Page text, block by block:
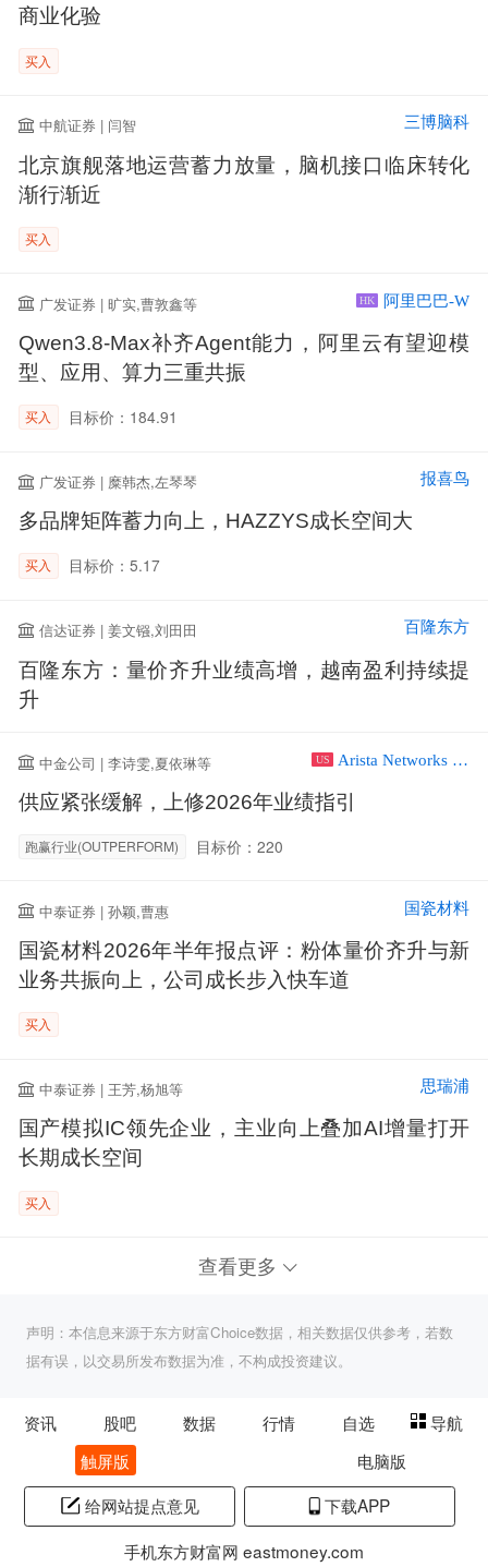
商业化验
买入
中航证券 | 闫智 三博脑科
北京旗舰落地运营蓄力放量，脑机接口临床转化
渐行渐近
买入
广发证券 | 旷实,曹敦鑫等 HK 阿里巴巴-W
Qwen3.8-Max补齐Agent能力，阿里云有望迎模
型、应用、算力三重共振
买入 目标价：184.91
广发证券 | 糜韩杰,左琴琴 报喜鸟
多品牌矩阵蓄力向上，HAZZYS成长空间大
买入 目标价：5.17
信达证券 | 姜文镪,刘田田 百隆东方
百隆东方：量价齐升业绩高增，越南盈利持续提
升
中金公司 | 李诗雯,夏依琳等 US Arista Networks Inc
供应紧张缓解，上修2026年业绩指引
跑赢行业(OUTPERFORM) 目标价：220
中泰证券 | 孙颖,曹惠 国瓷材料
国瓷材料2026年半年报点评：粉体量价齐升与新
业务共振向上，公司成长步入快车道
买入
中泰证券 | 王芳,杨旭等 思瑞浦
国产模拟IC领先企业，主业向上叠加AI增量打开
长期成长空间
买入
查看更多
声明：本信息来源于东方财富Choice数据，相关数据仅供参考，若数
据有误，以交易所发布数据为准，不构成投资建议。
资讯 股吧 数据 行情 自选
导航
触屏版
电脑版
给网站提点意见
下载APP
手机东方财富网 eastmoney.com